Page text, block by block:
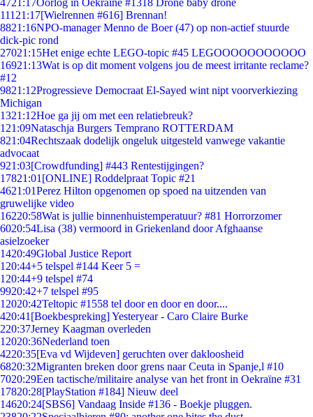
4721:17Oorlog in Oekraïne #1318 Drone baby drone
111 21:17[Wielrennen #616] Brennan!
8821:16NPO-manager Menno de Boer (47) op non-actief stuurde
dick-pic rond
27021:15Het enige echte LEGO-topic #45 LEGOOOOOOOOOOO
16921:13Wat is op dit moment volgens jou de meest irritante reclame?
#12
9821:12Progressieve Democraat El-Sayed wint nipt voorverkiezing
Michigan
1321:12Hoe ga jij om met een relatiebreuk?
1 21:09Nataschja Burgers Temprano ROTTERDAM
821:04Rechtszaak dodelijk ongeluk uitgesteld vanwege vakantie
advocaat
921:03[Crowdfunding] #443 Rentestijgingen?
17821:01 [ONLINE] Roddelpraat Topic #21
4621:01Perez Hilton opgenomen op spoed na uitzenden van
gruwelijke video
16220:58Wat is jullie binnenhuistemperatuur? #81 Horrorzomer
6020:54Lisa (38) vermoord in Griekenland door Afghaanse
asielzoeker
1420:49Global Justice Report
1 20:44+5 telspel #144 Keer 5 =
1 20:44+9 telspel #74
9920:42+7 telspel #95
12020:42Teltopic #1558 tel door en door en door....
420:41 [Boekbespreking] Yesteryear - Caro Claire Burke
220:37Jerney Kaagman overleden
12020:36Nederland toen
4220:35[Eva vd Wijdeven] geruchten over dakloosheid
6820:32Migranten breken door grens naar Ceuta in Spanje,l #10
7020:29Een tactische/militaire analyse van het front in Oekraïne #31
17820:28[PlayStation #184] Nieuw deel
14620:24[SBS6] Vandaag Inside #136 - Boekje pluggen.